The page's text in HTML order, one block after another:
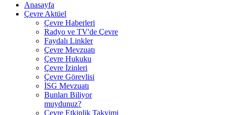
Anasayfa
Çevre Aktüel
Çevre Haberleri
Radyo ve TV'de Çevre
Faydalı Linkler
Çevre Mevzuatı
Çevre Hukuku
Çevre İzinleri
Çevre Görevlisi
İSG Mevzuatı
Bunları Biliyor
muydunuz?
Çevre Etkinlik Takvimi